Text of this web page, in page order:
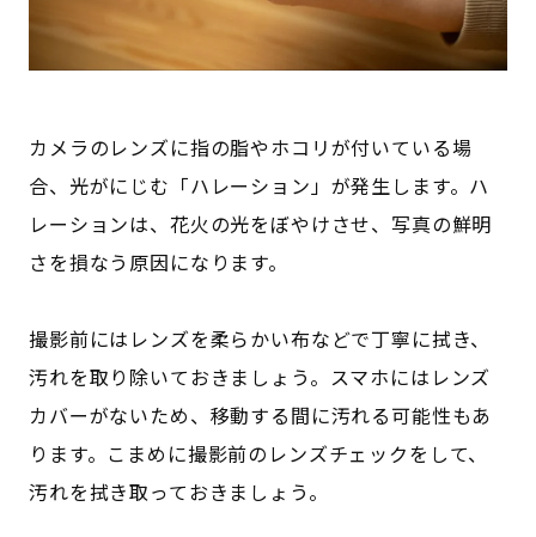
カメラのレンズに指の脂やホコリが付いている場
合、光がにじむ「ハレーション」が発生します。ハ
レーションは、花火の光をぼやけさせ、写真の鮮明
さを損なう原因になります。
撮影前にはレンズを柔らかい布などで丁寧に拭き、
汚れを取り除いておきましょう。スマホにはレンズ
カバーがないため、移動する間に汚れる可能性もあ
ります。こまめに撮影前のレンズチェックをして、
汚れを拭き取っておきましょう。